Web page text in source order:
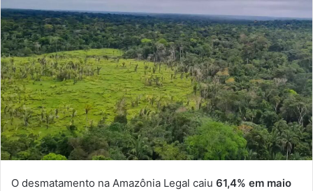
O desmatamento na Amazônia Legal caiu 61,4% em maio